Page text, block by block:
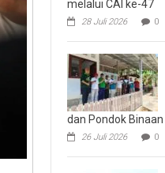
melalui CAI ke-47
28 Juli 2026 0
dan Pondok Binaan
26 Juli 2026 0